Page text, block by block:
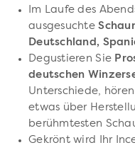
Im Laufe des
ausgesuchte
Deutschland,
Degustieren Sie
deutschen
Unterschiede,
etwas über
berühmtesten
Gekrönt wird Ihr